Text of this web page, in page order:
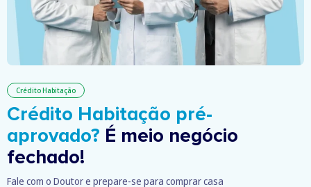
Crédito Habitação
Crédito Habitação pré-
aprovado? É meio negócio
fechado!
Fale com o Doutor e prepare-se para comprar casa